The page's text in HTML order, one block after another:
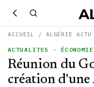
ACCUEIL / ALGÉRIE ACTU
ACTUALITES · ÉCONOMIE
Réunion du
création